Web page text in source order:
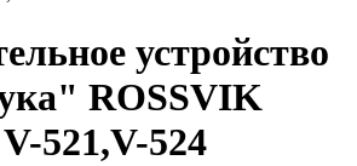
устройство
ROSSVIK
521,V-524